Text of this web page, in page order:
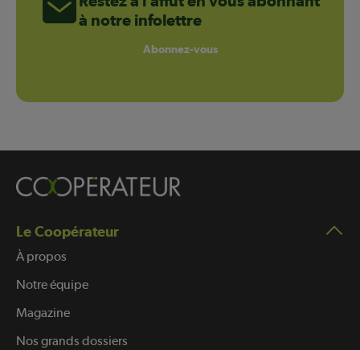
à notre infolettre
Abonnez-vous
Le Coopérateur
À propos
Notre équipe
Magazine
Nos grands dossiers